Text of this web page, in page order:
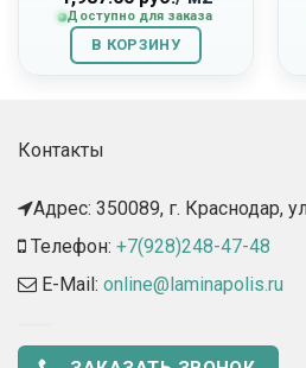
Доступно для заказа
В КОРЗИНУ
Контакты
Адрес: 350089, г. Краснодар,
Телефон: +7(928)248-47-48
E-Mail: online@laminapolis.ru